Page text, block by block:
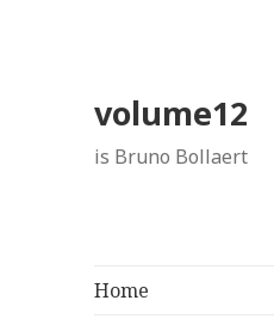
volume12
is Bruno Bollaert
Home